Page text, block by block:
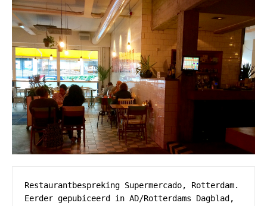
Restaurantbespreking Supermercado, Rotterdam.
Eerder gepubiceerd in AD/Rotterdams Dagblad,